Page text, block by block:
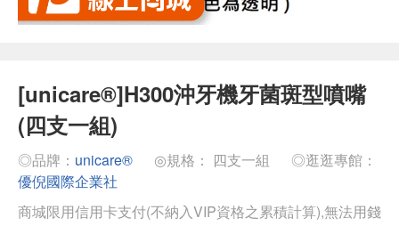
[unicare®]H300沖牙機牙菌斑型噴嘴
(四支一組)
◎品牌： unicare® ◎規格： 四支一組
◎逛逛專館：
優倪國際企業社
商城限用信用卡支付(不納入VIP資格之累積計算),無法用錢